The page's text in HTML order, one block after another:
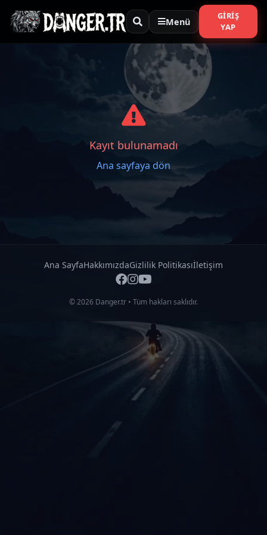
Menü
GIRIŞ
YAP
Kayıt bulunamadı
Ana sayfaya dön
Ana SayfaHakkımızdaGizlilik Politikasıİletişim
© 2026 Danger.tr • Tüm hakları saklıdır.